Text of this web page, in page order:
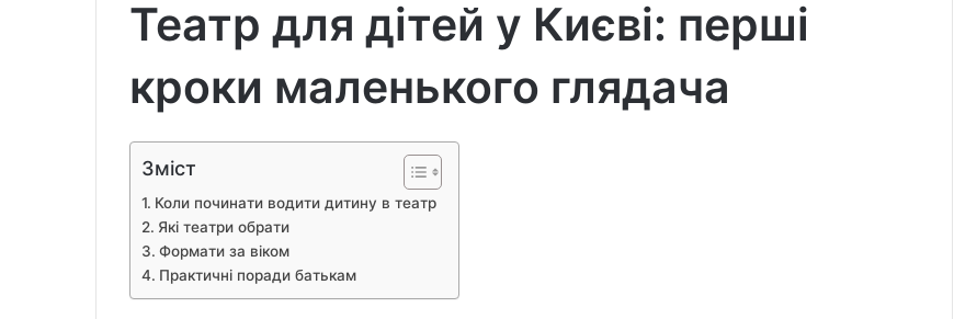
Театр для дітей у Києві: перші
кроки маленького глядача
Зміст
Коли починати водити дитину в театр
Які театри обрати
Формати за віком
Практичні поради батькам